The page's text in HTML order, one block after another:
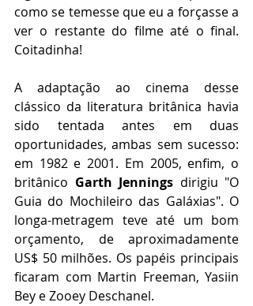
como se temesse que eu a forçasse a
ver o restante do filme até o final.
Coitadinha!
A adaptação ao cinema desse
clássico da literatura britânica havia
sido tentada antes em duas
oportunidades, ambas sem sucesso:
em 1982 e 2001. Em 2005, enfim, o
britânico Garth Jennings dirigiu "O
Guia do Mochileiro das Galáxias". O
longa-metragem teve até um bom
orçamento, de aproximadamente
US$ 50 milhões. Os papéis principais
ficaram com Martin Freeman, Yasiin
Bey e Zooey Deschanel.